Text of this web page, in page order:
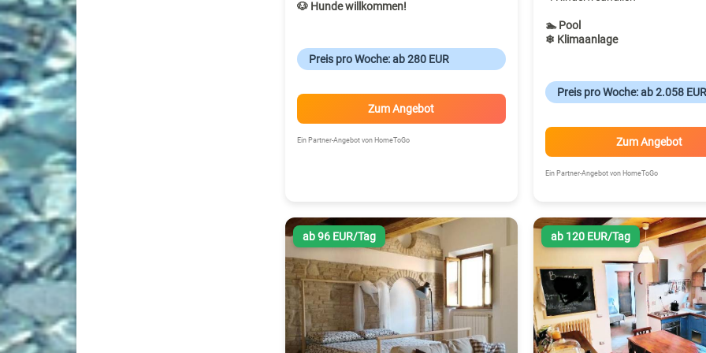
🐶 Hunde willkommen!
Preis pro Woche: ab 280 EUR
Zum Angebot
Ein Partner-Angebot von HomeToGo
🏊 Pool
❄ Klimaanlage
Preis pro Woche: ab 2.058 EUR
Zum Angebot
Ein Partner-Angebot von HomeToGo
ab 96 EUR/Tag ab 120 EUR/Tag